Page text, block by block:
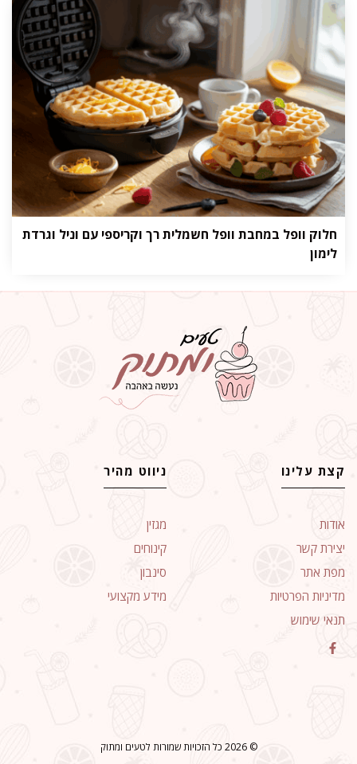
חלוק וופל במחבת וופל חשמלית רך וקריספי עם וניל וגרדת
לימון
קצת עלינו
אודות
יצירת קשר
מפת אתר
מדיניות הפרטיות
תנאי שימוש
ניווט מהיר
מגזין
קינוחים
סינבון
מידע מקצועי
© 2026 כל הזכויות שמורות לטעים ומתוק